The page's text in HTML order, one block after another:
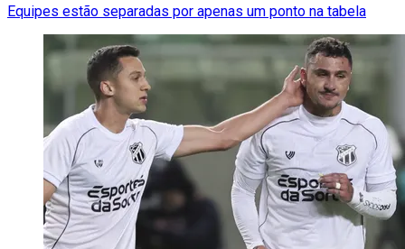
Equipes estão separadas por apenas um ponto na tabela